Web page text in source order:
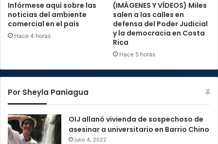
Infórmese aquí sobre las
noticias del ambiente
comercial en el país
Hace 4 horas
(IMÁGENES Y VÍDEOS) Miles
salen a las calles en
defensa del Poder Judicial
y la democracia en Costa
Rica
Hace 5 horas
Por Sheyla Paniagua
OIJ allanó vivienda de sospechoso de
asesinar a universitario en Barrio Chino
julio 4, 2022